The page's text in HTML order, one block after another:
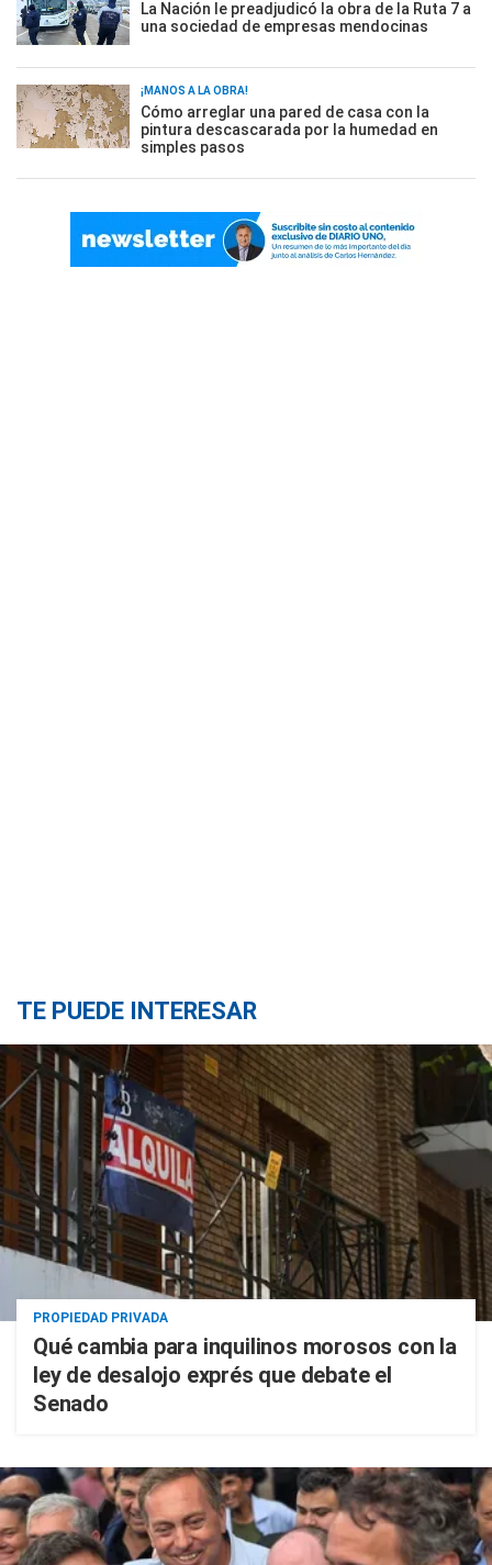
La Nación le preadjudicó la obra de la Ruta 7 a
una sociedad de empresas mendocinas
¡MANOS A LA OBRA!
Cómo arreglar una pared de casa con la
pintura descascarada por la humedad en
simples pasos
TE PUEDE INTERESAR
PROPIEDAD PRIVADA
Qué cambia para inquilinos morosos con la
ley de desalojo exprés que debate el
Senado